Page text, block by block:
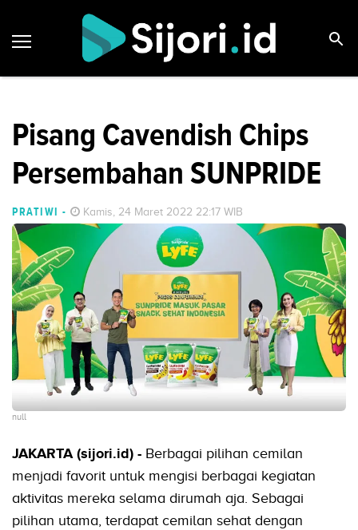
Pisang Cavendish Chips
Persembahan SUNPRIDE
PRATIWI - Kamis, 24 Maret 2022 22:17 WIB
null
JAKARTA (sijori.id) - Berbagai pilihan cemilan
menjadi favorit untuk mengisi berbagai kegiatan
aktivitas mereka selama dirumah aja. Sebagai
pilihan utama, terdapat cemilan sehat dengan